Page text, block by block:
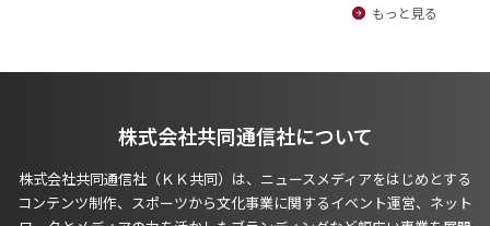
もっと見る
株式会社共同通信社について
株式会社共同通信社（ＫＫ共同）は、ニュースメディアをはじめとする
コンテンツ制作、スポーツから文化事業に関するイベント運営、ネット